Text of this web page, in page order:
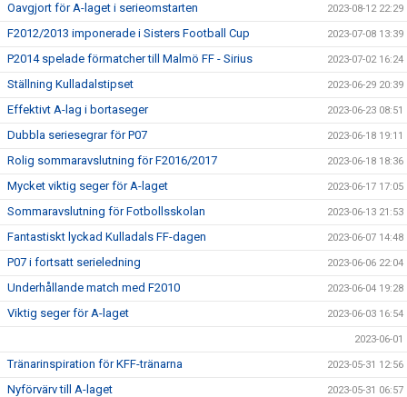
Oavgjort för A-laget i serieomstarten 2023-08-12 22:29
F2012/2013 imponerade i Sisters Football Cup 2023-07-08 13:39
P2014 spelade förmatcher till Malmö FF - Sirius 2023-07-02 16:24
Ställning Kulladalstipset 2023-06-29 20:39
Effektivt A-lag i bortaseger 2023-06-23 08:51
Dubbla seriesegrar för P07 2023-06-18 19:11
Rolig sommaravslutning för F2016/2017 2023-06-18 18:36
Mycket viktig seger för A-laget 2023-06-17 17:05
Sommaravslutning för Fotbollsskolan 2023-06-13 21:53
Fantastiskt lyckad Kulladals FF-dagen 2023-06-07 14:48
P07 i fortsatt serieledning 2023-06-06 22:04
Underhållande match med F2010 2023-06-04 19:28
Viktig seger för A-laget 2023-06-03 16:54
2023-06-01
Tränarinspiration för KFF-tränarna 2023-05-31 12:56
Nyförvärv till A-laget 2023-05-31 06:57